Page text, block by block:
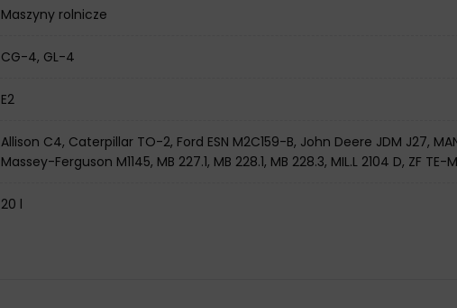
Maszyny rolnicze
CG-4, GL-4
E2
Allison C4, Caterpillar TO-2, Ford ESN M2C159-B, John Deere JDM J27,
Massey-Ferguson M1145, MB 227.1, MB 228.1, MB 228.3, MIL.L 2104 D, ZF
20 l